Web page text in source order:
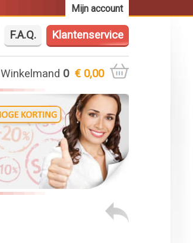
Mijn account
F.A.Q. Klantenservice
Winkelmand 0 € 0,00